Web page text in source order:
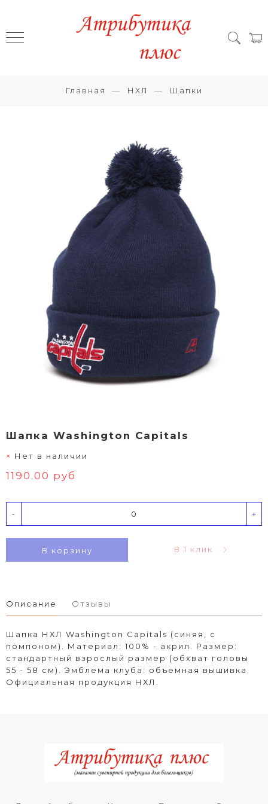
Главная НХЛ Шапки
Шапка Washington Capitals
Нет в наличии
1190.00 руб
- +
В корзину В 1 клик
Описание Отзывы
Шапка НХЛ Washington Capitals (синяя, с
помпоном). Материал: 100% - акрил. Размер:
стандартный взрослый размер (обхват головы
55 - 58 см). Эмблема клуба: объемная вышивка.
Официальная продукция НХЛ.